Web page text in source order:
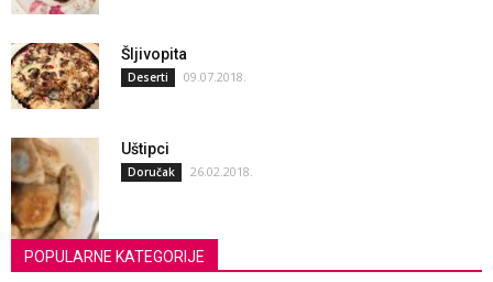
Šljivopita
Deserti 09.07.2018.
Uštipci
Doručak 26.02.2018.
POPULARNE KATEGORIJE